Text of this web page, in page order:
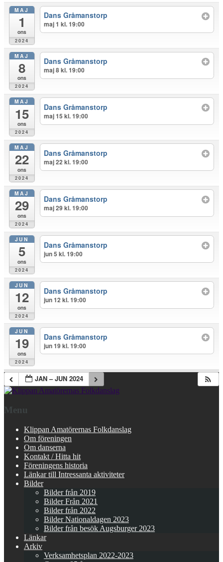
MAJ
1
ons
2024
Dans Gråmanstorp
maj 1 kl. 19:00
MAJ
8
ons
2024
Dans Gråmanstorp
maj 8 kl. 19:00
MAJ
15
ons
2024
Dans Gråmanstorp
maj 15 kl. 19:00
MAJ
22
ons
2024
Dans Gråmanstorp
maj 22 kl. 19:00
MAJ
29
ons
2024
Dans Gråmanstorp
maj 29 kl. 19:00
JUN
5
ons
2024
Dans Gråmanstorp
jun 5 kl. 19:00
JUN
12
ons
2024
Dans Gråmanstorp
jun 12 kl. 19:00
JUN
19
ons
2024
Dans Gråmanstorp
jun 19 kl. 19:00
JAN – JUN 2024
Menu
Klippan Amatörernas Folkdanslag
Om föreningen
Om danserna
Kontakt / Hitta hit
Föreningens historia
Länkar till Intressanta aktiviteter
Bilder
Bilder från 2019
Bilder Från 2021
Bilder från 2022
Bilder Nationaldagen 2023
Bilder från besök Augsburger 2023
Länkar
Arkiv
Verksamhetsplan 2022-2023